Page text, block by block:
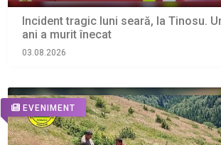
Incident tragic luni seară, la Tinosu.
ani a murit înecat
03.08.2026
EVENIMENT